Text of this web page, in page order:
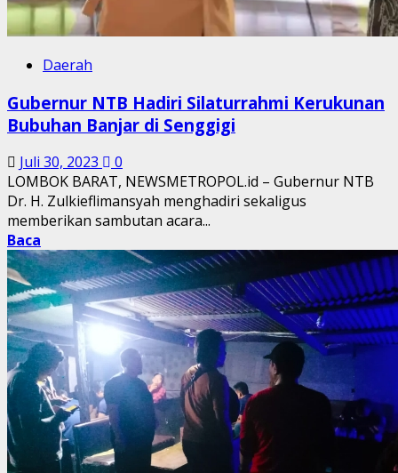
Daerah
Gubernur NTB Hadiri Silaturrahmi Kerukunan
Bubuhan Banjar di Senggigi
Juli 30, 2023
0
LOMBOK BARAT, NEWSMETROPOL.id – Gubernur NTB
Dr. H. Zulkieflimansyah menghadiri sekaligus
memberikan sambutan acara...
Baca